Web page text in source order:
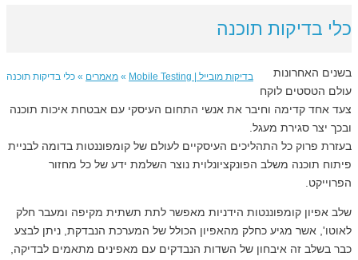
בדיקות תוכנה
בדיקות מובייל | Mobile Testing » מאמרים » כלי בדיקות תוכנה
האחרונות
הטסטים לוקח
אחד קדימה וחיבר את אנשי התחום העיסקי עם אבטחת איכות תוכנה
יצר סגירת מעגל.
פרוק כל התהליכים העיסקיים לעולם של קומפוננטות בדומה לבניית
תוכנה משלב הפונקציונלוית נוצר השלמת ידע של כל מחזור
אפיון קומפוננטות הידניות מאפשר לתת תשתית מקיפה ומעבר חלק
אשר מגיע כחלק מהאפיון הכולל של המערכת הנבדקת, ניתן לבצע
בשלב זה איבחון של השדות הנבדקים עם מאפינים מתאמים לבדיקה,